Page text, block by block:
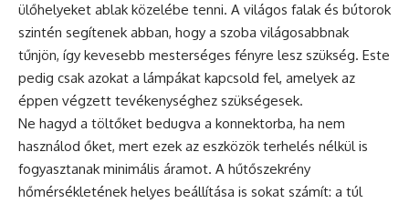
ülőhelyeket ablak közelébe tenni. A világos falak és bútorok
szintén segítenek abban, hogy a szoba világosabbnak
tűnjön, így kevesebb mesterséges fényre lesz szükség. Este
pedig csak azokat a lámpákat kapcsold fel, amelyek az
éppen végzett tevékenységhez szükségesek.
Ne hagyd a töltőket bedugva a konnektorba, ha nem
használod őket, mert ezek az eszközök terhelés nélkül is
fogyasztanak minimális áramot. A hűtőszekrény
hőmérsékletének helyes beállítása is sokat számít: a túl